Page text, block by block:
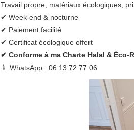
Travail propre, matériaux écologiques,
✔ Week-end & nocturne
✔ Paiement facilité
✔ Certificat écologique offert
✔ Conforme à ma Charte Halal & Éco-
📱 WhatsApp : 06 13 72 77 06